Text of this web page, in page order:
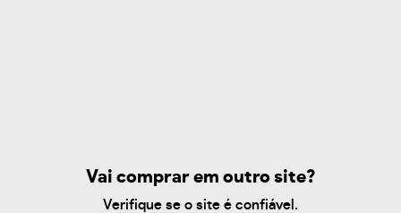
Vai comprar em outro site?
Verifique se o site é confiável.